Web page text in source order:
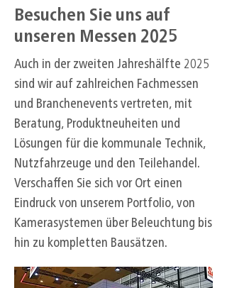
Besuchen Sie uns auf
unseren Messen 2025
Auch in der zweiten Jahreshälfte 2025
sind wir auf zahlreichen Fachmessen
und Branchenevents vertreten, mit
Beratung, Produktneuheiten und
Lösungen für die kommunale Technik,
Nutzfahrzeuge und den Teilehandel.
Verschaffen Sie sich vor Ort einen
Eindruck von unserem Portfolio, von
Kamerasystemen über Beleuchtung bis
hin zu kompletten Bausätzen.